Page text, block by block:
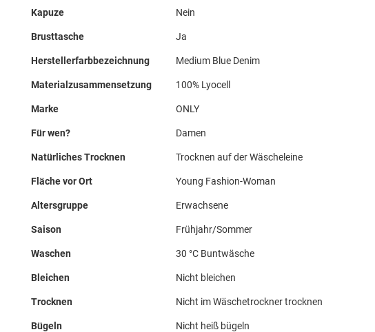
Kapuze Nein
Brusttasche Ja
Herstellerfarbbezeichnung Medium Blue Denim
Materialzusammensetzung 100% Lyocell
Marke ONLY
Für wen? Damen
Natürliches Trocknen Trocknen auf der Wäscheleine
Fläche vor Ort Young Fashion-Woman
Altersgruppe Erwachsene
Saison Frühjahr/Sommer
Waschen 30 °C Buntwäsche
Bleichen Nicht bleichen
Trocknen Nicht im Wäschetrockner trocknen
Bügeln Nicht heiß bügeln